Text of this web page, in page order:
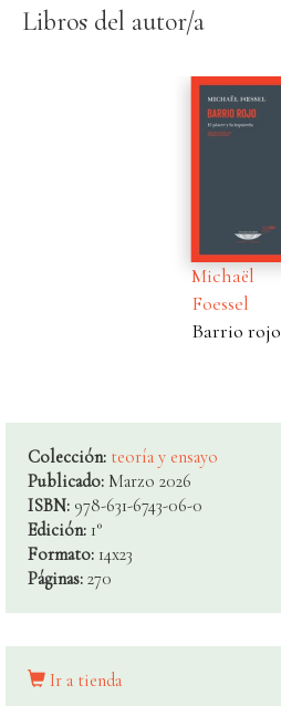
Libros del autor/a
Michaël
Foessel
Barrio rojo
Colección: teoría y ensayo
Publicado: Marzo 2026
ISBN: 978-631-6743-06-0
Edición: 1°
Formato: 14x23
Páginas: 270
Ir a tienda